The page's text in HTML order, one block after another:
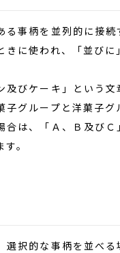
事柄を並列的に接
に使われ、「並び
びケーキ」という
グループと洋菓子グ
は、「Ａ、Ｂ及び
。
択的な事柄を並べ